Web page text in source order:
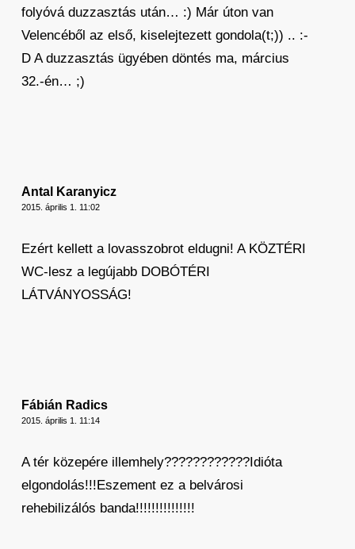
folyóvá duzzasztás után… :) Már úton van
Velencéből az első, kiselejtezett gondola(t;)) .. :-
D A duzzasztás ügyében döntés ma, március
32.-én… ;)
Antal Karanyicz
2015. április 1. 11:02
Ezért kellett a lovasszobrot eldugni! A KÖZTÉRI
WC-lesz a legújabb DOBÓTÉRI
LÁTVÁNYOSSÁG!
Fábián Radics
2015. április 1. 11:14
A tér közepére illemhely????????????Idióta
elgondolás!!!Eszement ez a belvárosi
rehebilizálós banda!!!!!!!!!!!!!!!